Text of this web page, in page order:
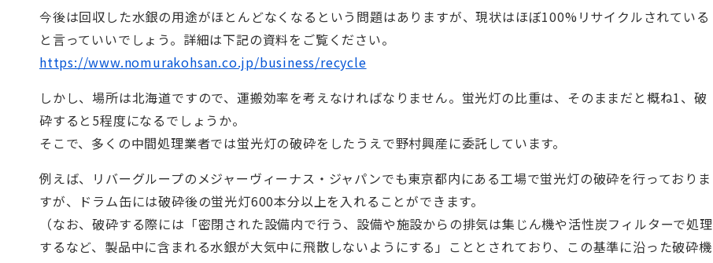
今後は回収した水銀の用途がほとんどなくなるという問題はありますが、現状はほぼ100% リサイクルされている
と言っていいでしょう。詳細は下記の資料をご覧ください。
https://www.nomurakohsan.co.jp/business/recycle
しかし、場所は北海道ですので、運搬効率を考えなければなりません。蛍光灯の比重は、そのままだと概ね1、破
砕すると 5程度になるでしょうか。
そこで、多くの中間処理業者では蛍光灯の破砕をしたうえで野村興産に委託しています。
例えば、リバーグループのメジャーヴィーナス・ジャパンでも東京都内にある工場で蛍光灯の破砕を行っておりま
すが、ドラム缶には破砕後の蛍光灯600本分以上を入れることができます。
（なお、破砕する際には「密閉された設備内で行う、設備や施設からの排気は集じん機や活性炭フィルターで処理
するなど、製品中に含まれる水銀が大気中に飛散しないようにする」こととされており、この基準に沿った破砕機